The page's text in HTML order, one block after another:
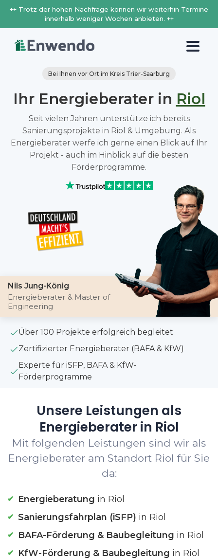
++ Trotz der hohen Nachfrage können wir weiterhin Termine
innerhalb weniger Wochen anbieten. ++
Bei Ihnen vor Ort im Kreis Trier-Saarburg
Ihr Energieberater in Riol
Seit vielen Jahren unterstütze ich bereits
Sanierungsprojekte in Riol & Umgebung. Als
Energieberater werfe ich gerne einen Blick auf Ihr
Projekt - auch im Hinblick auf die besten
Förderprogramme.
Nils Jung-König
Energieberater & Master of
Engineering
Über 100 Projekte erfolgreich begleitet
Zertifizierter Energieberater (BAFA & KfW)
Experte für iSFP, BAFA & KfW-
Förderprogramme
Unsere Leistungen als
Energieberater in Riol
Mit folgenden Leistungen sind wir als
Energieberater am Standort Riol für Sie
da:
Energieberatung in Riol
Sanierungsfahrplan (iSFP) in Riol
BAFA-Förderung & Baubegleitung in Riol
KfW-Förderung & Baubegleitung in Riol